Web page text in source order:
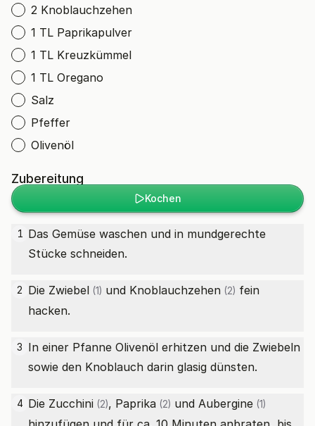
2 Knoblauchzehen
1 TL Paprikapulver
1 TL Kreuzkümmel
1 TL Oregano
Salz
Pfeffer
Olivenöl
Zubereitung
Kochen
1 Das Gemüse waschen und in mundgerechte
Stücke schneiden.
2 Die Zwiebel (1) und Knoblauchzehen (2) fein
hacken.
3 In einer Pfanne Olivenöl erhitzen und die Zwiebeln
sowie den Knoblauch darin glasig dünsten.
4 Die Zucchini (2), Paprika (2) und Aubergine (1)